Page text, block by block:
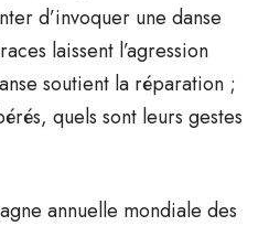
d’invoquer une danse
laissent l’agression
soutient la réparation ;
quels sont leurs gestes
annuelle mondiale des